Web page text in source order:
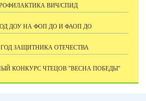
ВИЧ/СПИД
ДОУ НА ФОП ДО И ФАОП ДО
ГОД ЗАЩИТНИКА ОТЕЧЕСТВА
КОНКУРС ЧТЕЦОВ "ВЕСНА ПОБЕДЫ"